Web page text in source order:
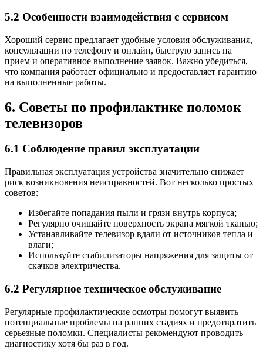
5.2 Особенности взаимодействия с сервисом
Хороший сервис предлагает удобные условия обслуживания,
консультации по телефону и онлайн, быструю запись на
прием и оперативное выполнение заявок. Важно убедиться,
что компания работает официально и предоставляет гарантию
на выполненные работы.
6. Советы по профилактике поломок
телевизоров
6.1 Соблюдение правил эксплуатации
Правильная эксплуатация устройства значительно снижает
риск возникновения неисправностей. Вот несколько простых
советов:
Избегайте попадания пыли и грязи внутрь корпуса;
Регулярно очищайте поверхность экрана мягкой тканью;
Устанавливайте телевизор вдали от источников тепла и
влаги;
Используйте стабилизаторы напряжения для защиты от
скачков электричества.
6.2 Регулярное техническое обслуживание
Регулярные профилактические осмотры помогут выявить
потенциальные проблемы на ранних стадиях и предотвратить
серьезные поломки. Специалисты рекомендуют проводить
диагностику хотя бы раз в год.